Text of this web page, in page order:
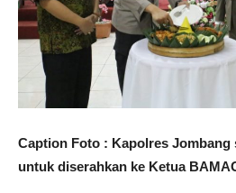
Caption Foto : Kapolres
untuk diserahkan ke Ketua